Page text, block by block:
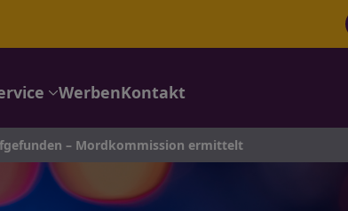
WerbenKontakt
– Mordkommission ermittelt